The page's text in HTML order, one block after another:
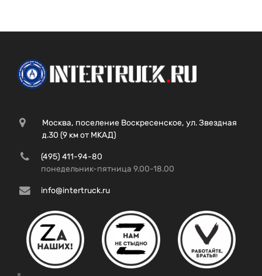
Москва, поселение Воскресенское, ул. Звездная
д.30 (9 км от МКАД)
(495) 411-94-80
понедельник-пятница 9.00-18.00
info@intertruck.ru